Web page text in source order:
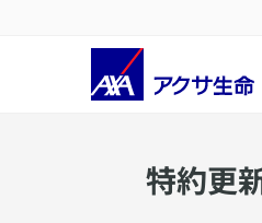
特約更